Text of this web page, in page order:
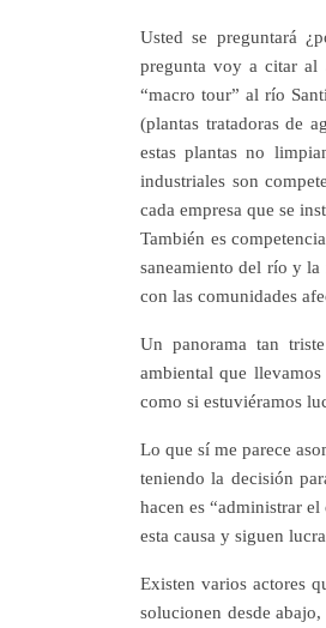
Usted se preguntará
pregunta voy a citar al
“macro tour” al río
(plantas tratadoras de
estas plantas no
industriales son
cada empresa que se
También es
saneamiento del río y la
con las comunidades
Un panorama tan
ambiental que
como si estuviéramos
Lo que sí me parece
teniendo la decisión
hacen es “administrar
esta causa y siguen
Existen varios actores
solucionen desde